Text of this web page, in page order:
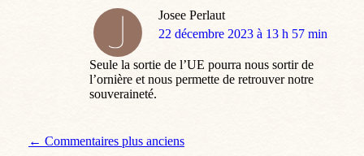
Josee Perlaut
dit
22 décembre 2023 à 13 h 57 min
Seule la sortie de l’UE pourra nous sortir de
l’ornière et nous permette de retrouver notre
souveraineté.
Navigation de commentaire
← Commentaires plus anciens